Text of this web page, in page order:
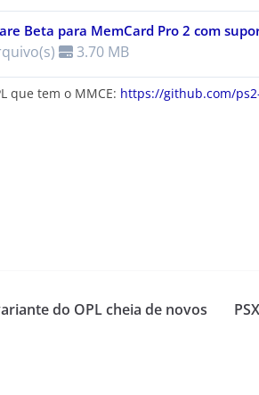
Beta para MemCard Pro 2 com
3.70 MB
que tem o MMCE: https://github.com/
do OPL cheia de novos